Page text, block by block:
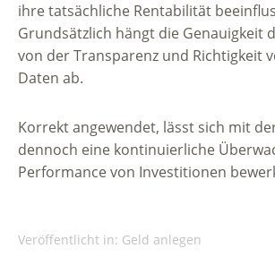
ihre tatsächliche Rentabilität
Grundsätzlich hängt die Genauigkeit
von der Transparenz und Richtigkeit
Daten ab.
Korrekt angewendet, lässt sich mit
dennoch eine kontinuierliche
Performance von Investitionen
Veröffentlicht in: Geld anlegen